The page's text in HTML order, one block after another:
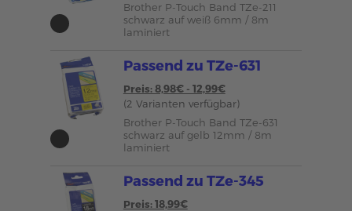
Brother P-Touch Band TZe-211
schwarz auf weiß 6mm / 8m
laminiert
Passend zu TZe-631
Preis: 8,98€ - 12,99€
(2 Varianten verfügbar)
Brother P-Touch Band TZe-631
schwarz auf gelb 12mm / 8m
laminiert
Passend zu TZe-345
Preis: 18,99€